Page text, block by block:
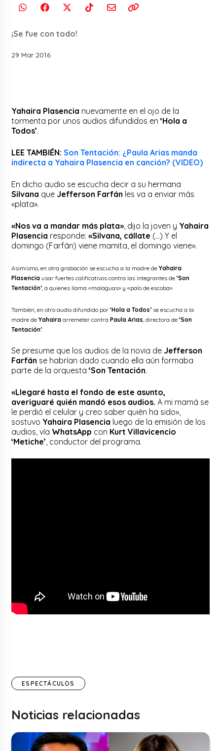
¡Se fue con todo!
29 Mar 2016
Yahaira Plasencia nuevamente en el ojo de la
tormenta por unos audios difundidos en‘Hola a
Todos’.
LEE TAMBIÉN:Son Tentación: ¿Paula Arias manda
indirecta a Yahaira Plasencia en canción? (VIDEO)
En dicho audio se escucha decir a su hermana
Silvana que Jefferson Farfán les va a enviar más
«plata».
«Nos va a mandar más plata» , dijo la joven y Yahaira
Plasencia responde: «Silvana, cállate (…) Y el
domingo (Farfán) viene mamita, el domingo viene».
Asimismo, en otra grabación se escucha a la madre deYahaira
Plasencia usar fuertes calificativos contra las integrantes de‘Son
Tentación’ , a quienes llama «malaguas» y «palo de escoba».
También, en otro audio difundido por ‘Hola a Todos’ se escucha a la
madre deYahairaarremeter contraPaula Arias , directora de ‘Son
Tentación’
Se presume que los audios de la novia de Jefferson
Farfán se habrían dado cuando ella aún formaba
parte de la orquesta‘Son Tentación.
«Llegaré hasta el fondo de este asunto,
averiguaré quién mandó esos audios.A mi mamá se
le perdió el celular y creo saber quién ha sido»,
sostuvo Yahaira Plasencia luego de la emisión de los
audios, vía WhatsApp con Kurt Villavicencio
‘Metiche’ , conductor del programa.
ESPECTÁCULOS
Noticias relacionadas